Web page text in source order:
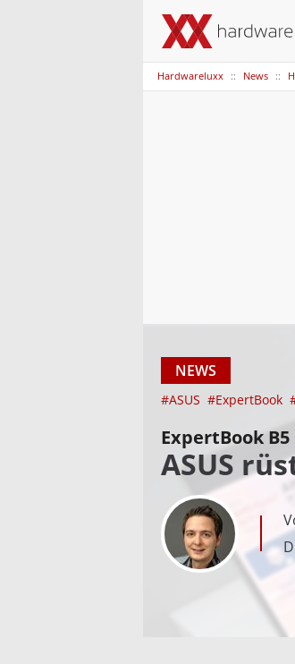
Hardwareluxx News
NEWS
#ASUS #ExpertBook
ExpertBook B5
ASUS